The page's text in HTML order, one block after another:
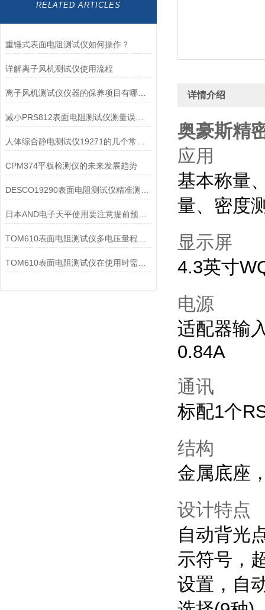
RELATED ARTICLES
重锤式表面电阻测试仪如何操作？
详解离子风机测试仪使用流程
离子风机测试仪仪器的保养项目有哪些？
减小PRS812表面电阻测试仪测量误差的方法
CPM374平板检测仪的未来发展趋势
TOM610表面电阻测试仪在使用时需要注意的方面有以下几点
详情介绍
奥豪斯精
应用
基本称量
量、密度
显示屏
4.3英寸
电源
适配器输
0.84A
通讯
标配1个
结构
金属底座
设计特点
自动背光
示符号，
设置，自